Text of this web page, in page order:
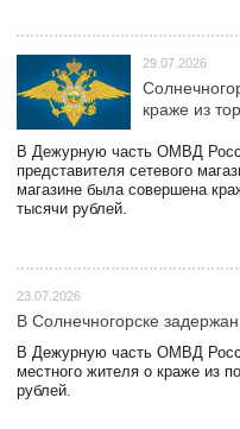
29.07.2026
краже из
В Дежурную часть ОМВД
представителя сетевого
магазине была совершена
тысячи рублей.
23.07.2026
В Солнечногорске
В Дежурную часть ОМВД
местного жителя о краже из
рублей.